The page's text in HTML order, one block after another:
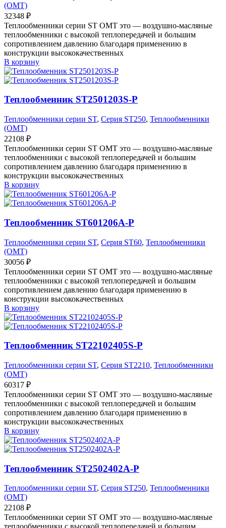
(OMT)
32348 ₽
Теплообменники серии ST OMT это — воздушно-масляные
теплообменники с высокой теплопередачей и большим
сопротивлением давлению благодаря применению в
конструкции высококачественных
В корзину
Теплообменник ST2501203S-P
Теплообменники серии ST, Серия ST250, Теплообменники
(OMT)
22108 ₽
Теплообменники серии ST OMT это — воздушно-масляные
теплообменники с высокой теплопередачей и большим
сопротивлением давлению благодаря применению в
конструкции высококачественных
В корзину
Теплообменник ST601206A-P
Теплообменники серии ST, Серия ST60, Теплообменники
(OMT)
30056 ₽
Теплообменники серии ST OMT это — воздушно-масляные
теплообменники с высокой теплопередачей и большим
сопротивлением давлению благодаря применению в
конструкции высококачественных
В корзину
Теплообменник ST22102405S-P
Теплообменники серии ST, Серия ST2210, Теплообменники
(OMT)
60317 ₽
Теплообменники серии ST OMT это — воздушно-масляные
теплообменники с высокой теплопередачей и большим
сопротивлением давлению благодаря применению в
конструкции высококачественных
В корзину
Теплообменник ST2502402A-P
Теплообменники серии ST, Серия ST250, Теплообменники
(OMT)
22108 ₽
Теплообменники серии ST OMT это — воздушно-масляные